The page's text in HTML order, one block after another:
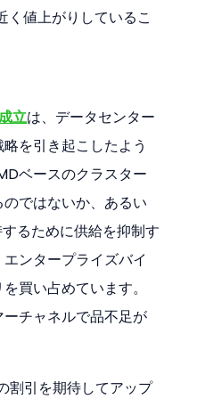
く値上がりしているこ
立は、データセンター
を引き起こしたよう
ベースのクラスター
ではないか、あるい
るために供給を抑制す
ンタープライズバイ
買い占めています。
チャネルで品不足が
割引を期待してアップ